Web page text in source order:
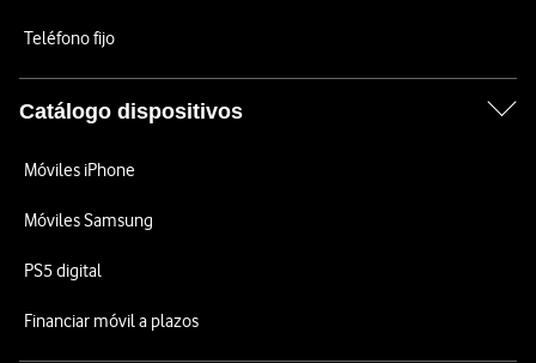
Teléfono fijo
Catálogo dispositivos
Móviles iPhone
Móviles Samsung
PS5 digital
Financiar móvil a plazos